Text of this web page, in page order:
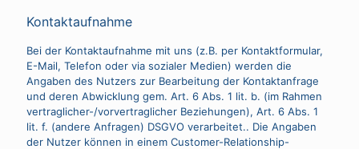
Kontaktaufnahme
Bei der Kontaktaufnahme mit uns (z.B. per Kontaktformular,
E-Mail, Telefon oder via sozialer Medien) werden die
Angaben des Nutzers zur Bearbeitung der Kontaktanfrage
und deren Abwicklung gem. Art. 6 Abs. 1 lit. b. (im Rahmen
vertraglicher-/vorvertraglicher Beziehungen), Art. 6 Abs. 1
lit. f. (andere Anfragen) DSGVO verarbeitet.. Die Angaben
der Nutzer können in einem Customer-Relationship-